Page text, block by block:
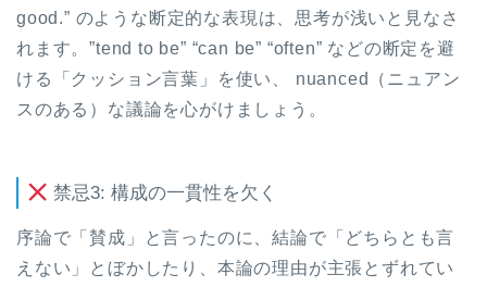
good.” のような断定的な表現は、思考が浅いと見なさ
れます。”tend to be” “can be” “often” などの断定を避
ける「クッション言葉」を使い、 nuanced（ニュアン
スのある）な議論を心がけましょう。
禁忌3: 構成の一貫性を欠く
序論で「賛成」と言ったのに、結論で「どちらとも言
えない」とぼかしたり、本論の理由が主張とずれてい